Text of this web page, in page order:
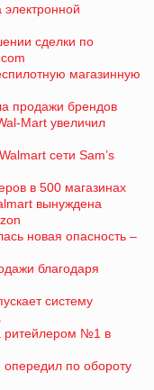
сделки по
магазинную
продажи брендов
Mart увеличил
cети Sam’s
в 500 магазинах
вынуждена
новая опасность –
благодаря
систему
ритейлером №1 в
по обороту